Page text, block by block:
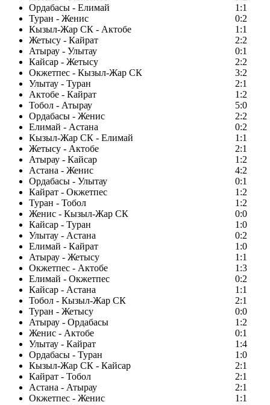
Ордабасы - Елимай
1:1
Туран - Женис
0:2
Кызыл-Жар СК - Актобе
1:1
Жетысу - Кайрат
2:2
Атырау - Улытау
0:1
Кайсар - Жетысу
2:2
Окжетпес - Кызыл-Жар СК
3:2
Улытау - Туран
2:1
Актобе - Кайрат
1:2
Тобол - Атырау
5:0
Ордабасы - Женис
2:2
Елимай - Астана
0:2
Кызыл-Жар СК - Елимай
1:1
Жетысу - Актобе
2:1
Атырау - Кайсар
1:2
Астана - Женис
4:2
Ордабасы - Улытау
0:1
Кайрат - Окжетпес
1:2
Туран - Тобол
1:2
Женис - Кызыл-Жар СК
0:0
Кайсар - Туран
1:0
Улытау - Астана
0:2
Елимай - Кайрат
1:0
Атырау - Жетысу
1:1
Окжетпес - Актобе
1:3
Елимай - Окжетпес
0:2
Кайсар - Астана
1:1
Тобол - Кызыл-Жар СК
2:1
Туран - Жетысу
0:0
Атырау - Ордабасы
1:2
Женис - Актобе
0:1
Улытау - Кайрат
1:4
Ордабасы - Туран
1:0
Кызыл-Жар СК - Кайсар
2:1
Кайрат - Тобол
2:1
Астана - Атырау
2:1
Окжетпес - Женис
1:1